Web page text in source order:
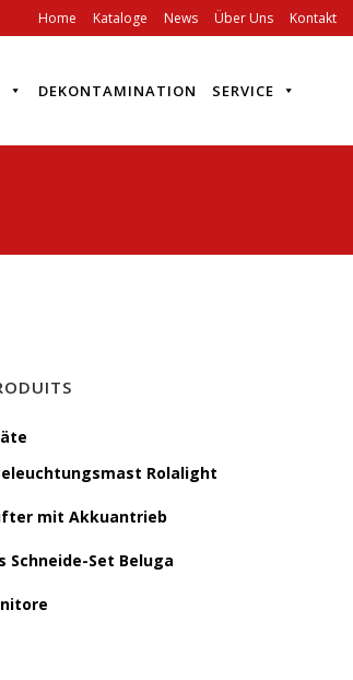
Home Kataloge News Über Uns Kontakt
DEKONTAMINATION SERVICE
Rolalight
mit Akkuantrieb
Schneide-Set Beluga